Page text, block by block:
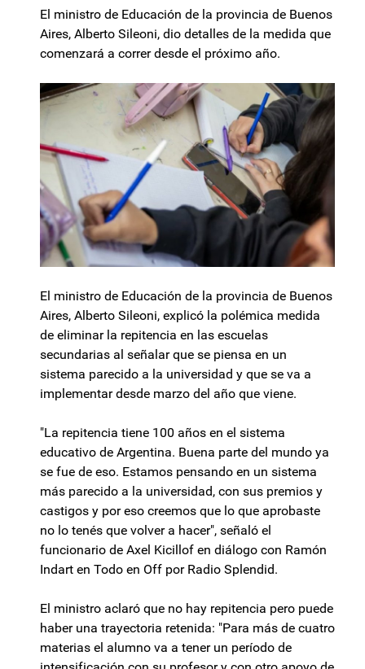
El ministro de Educación de la provincia de Buenos
Aires, Alberto Sileoni, dio detalles de la medida que
comenzará a correr desde el próximo año.
El ministro de Educación de la provincia de Buenos
Aires, Alberto Sileoni, explicó la polémica medida
de eliminar la repitencia en las escuelas
secundarias al señalar que se piensa en un
sistema parecido a la universidad y que se va a
implementar desde marzo del año que viene.
"La repitencia tiene 100 años en el sistema
educativo de Argentina. Buena parte del mundo ya
se fue de eso. Estamos pensando en un sistema
más parecido a la universidad, con sus premios y
castigos y por eso creemos que lo que aprobaste
no lo tenés que volver a hacer", señaló el
funcionario de Axel Kicillof en diálogo con Ramón
Indart en Todo en Off por Radio Splendid.
El ministro aclaró que no hay repitencia pero puede
haber una trayectoria retenida: "Para más de cuatro
materias el alumno va a tener un período de